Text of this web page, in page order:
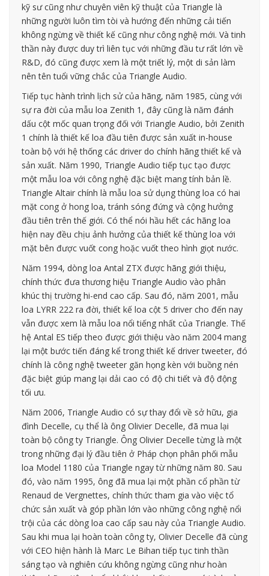
kỹ sư cũng như chuyên viên kỹ thuật của Triangle là
những người luôn tìm tòi và hướng đến những cải tiến
không ngừng về thiết kế cũng như công nghệ mới. Và tinh
thần này được duy trì liên tục với những đầu tư rất lớn về
R&D, đó cũng được xem là một triết lý, một di sản làm
nên tên tuổi vững chắc của Triangle Audio.
Tiếp tục hành trình lịch sử của hãng, năm 1985, cùng với
sự ra đời của mẫu loa Zenith 1, đây cũng là năm đánh
dấu cột mốc quan trọng đối với Triangle Audio, bởi Zenith
1 chính là thiết kế loa đầu tiên được sản xuất in-house
toàn bộ với hệ thống các driver do chính hãng thiết kế và
sản xuất. Năm 1990, Triangle Audio tiếp tục tạo được
một mẫu loa với công nghệ đặc biệt mang tính bản lề.
Triangle Altair chính là mẫu loa sử dụng thùng loa có hai
mặt cong ở hong loa, tránh sóng đứng và cộng hưởng
đầu tiên trên thế giới. Có thể nói hầu hết các hãng loa
hiện nay đều chịu ảnh hưởng của thiết kế thùng loa với
mặt bên được vuốt cong hoặc vuốt theo hình giọt nước.
Năm 1994, dòng loa Antal ZTX được hãng giới thiệu,
chính thức đưa thương hiệu Triangle Audio vào phân
khúc thị trường hi-end cao cấp. Sau đó, năm 2001, mẫu
loa LYRR 222 ra đời, thiết kế loa cột 5 driver cho đến nay
vẫn được xem là mẫu loa nổi tiếng nhất của Triangle. Thế
hệ Antal ES tiếp theo được giới thiệu vào năm 2004 mang
lại một bước tiến đáng kể trong thiết kế driver tweeter, đó
chính là công nghệ tweeter găn họng kèn với buồng nén
đặc biệt giúp mang lại dải cao có độ chi tiết và độ động
tối ưu.
Năm 2006, Triangle Audio có sự thay đổi về sở hữu, gia
đình Decelle, cụ thể là ông Olivier Decelle, đã mua lại
toàn bộ công ty Triangle. Ông Olivier Decelle từng là một
trong những đại lý đầu tiên ở Pháp chọn phân phối mẫu
loa Model 1180 của Triangle ngay từ những năm 80. Sau
đó, vào năm 1995, ông đã mua lại một phần cổ phần từ
Renaud de Vergnettes, chính thức tham gia vào việc tổ
chức sản xuất và góp phần lớn vào những công nghệ nổi
trội của các dòng loa cao cấp sau này của Triangle Audio.
Sau khi mua lại hoàn toàn công ty, Olivier Decelle đã cùng
với CEO hiện hành là Marc Le Bihan tiếp tục tinh thần
sáng tạo và nghiên cứu không ngừng cũng như hoàn